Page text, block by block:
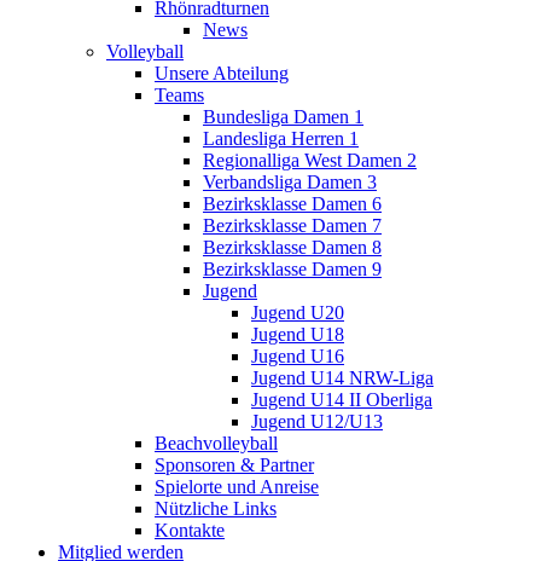
Rhönradturnen
News
Volleyball
Unsere Abteilung
Teams
Bundesliga Damen 1
Landesliga Herren 1
Regionalliga West Damen 2
Verbandsliga Damen 3
Bezirksklasse Damen 6
Bezirksklasse Damen 7
Bezirksklasse Damen 8
Bezirksklasse Damen 9
Jugend
Jugend U20
Jugend U18
Jugend U16
Jugend U14 NRW-Liga
Jugend U14 II Oberliga
Jugend U12/U13
Beachvolleyball
Sponsoren & Partner
Spielorte und Anreise
Nützliche Links
Kontakte
Mitglied werden